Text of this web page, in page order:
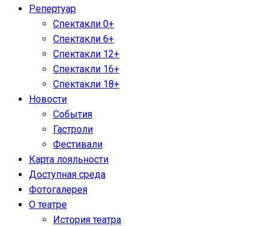
Репертуар
Спектакли 0+
Спектакли 6+
Спектакли 12+
Спектакли 16+
Спектакли 18+
Новости
События
Гастроли
Фестивали
Карта лояльности
Доступная среда
Фотогалерея
О театре
История театра